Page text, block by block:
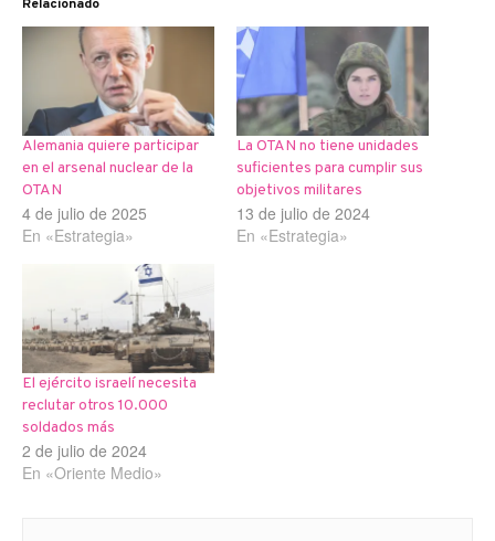
Relacionado
Alemania quiere participar
en el arsenal nuclear de la
OTAN
4 de julio de 2025
En «Estrategia»
La OTAN no tiene unidades
suficientes para cumplir sus
objetivos militares
13 de julio de 2024
En «Estrategia»
El ejército israelí necesita
reclutar otros 10.000
soldados más
2 de julio de 2024
En «Oriente Medio»